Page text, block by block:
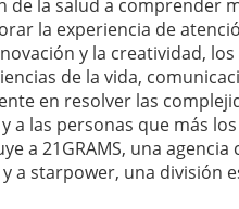
de la salud a comprender
la experiencia de
y la creatividad,
de la vida,
en resolver las
a las personas que más
a 21GRAMS, una
a starpower, una división